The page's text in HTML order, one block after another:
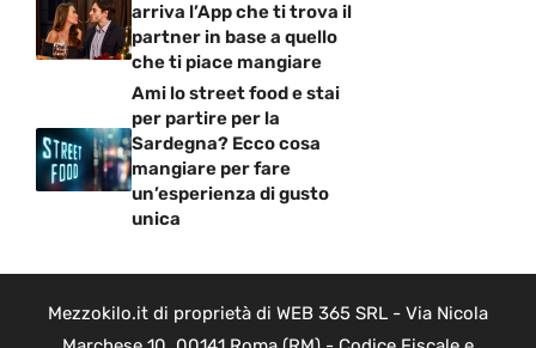
arriva l’App che ti trova il
partner in base a quello
che ti piace mangiare
Ami lo street food e stai
per partire per la
Sardegna? Ecco cosa
mangiare per fare
un’esperienza di gusto
unica
Mezzokilo.it di proprietà di WEB 365 SRL - Via Nicola